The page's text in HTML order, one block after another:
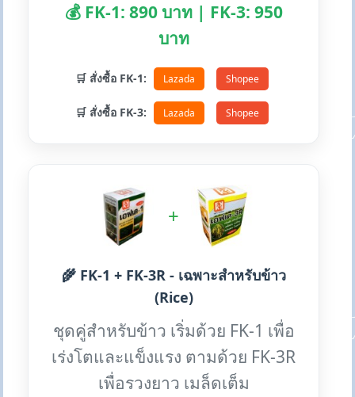
💰 FK-1: 890 บาท | FK-3: 950
บาท
🛒 สั่งซื้อ FK-1: Lazada Shopee
🛒 สั่งซื้อ FK-3: Lazada Shopee
+
🌾 FK-1 + FK-3R - เฉพาะสำหรับข้าว
(Rice)
ชุดคู่สำหรับข้าว เริ่มด้วย FK-1 เพื่อ
เร่งโตและแข็งแรง ตามด้วย FK-3R
เพื่อรวงยาว เมล็ดเต็ม